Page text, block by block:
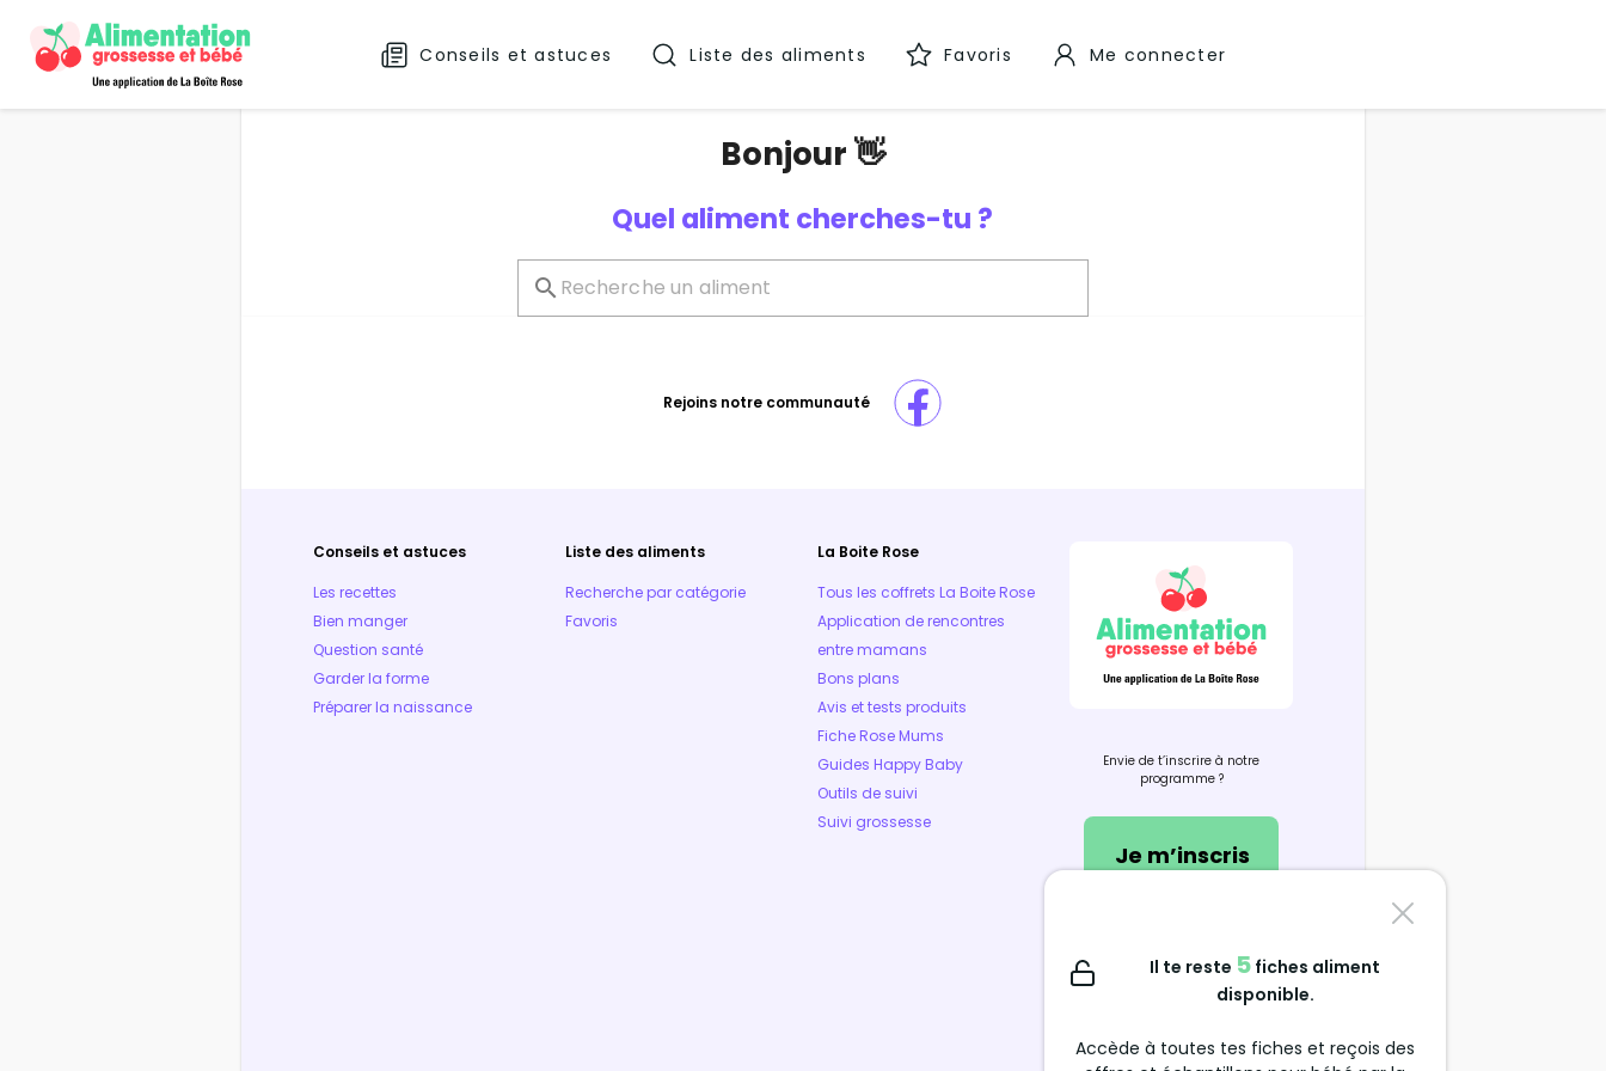
Conseils et astuces Liste des aliments Favoris Me connecter
Bonjour 👋
Quel aliment cherches-tu ?
Rejoins notre communauté
Conseils et astuces
Les recettes
Bien manger
Question santé
Garder la forme
Préparer la naissance
Liste des aliments
Recherche par catégorie
Favoris
La Boite Rose
Tous les coffrets La Boite Rose
Application de rencontres
entre mamans
Bons plans
Avis et tests produits
Fiche Rose Mums
Guides Happy Baby
Outils de suivi
Suivi grossesse
Envie de t’inscrire à notre
programme ?
Je m’inscris
support@alimentation-
Il te reste 5 fiches aliment
disponible.
Accède à toutes tes fiches et reçois des